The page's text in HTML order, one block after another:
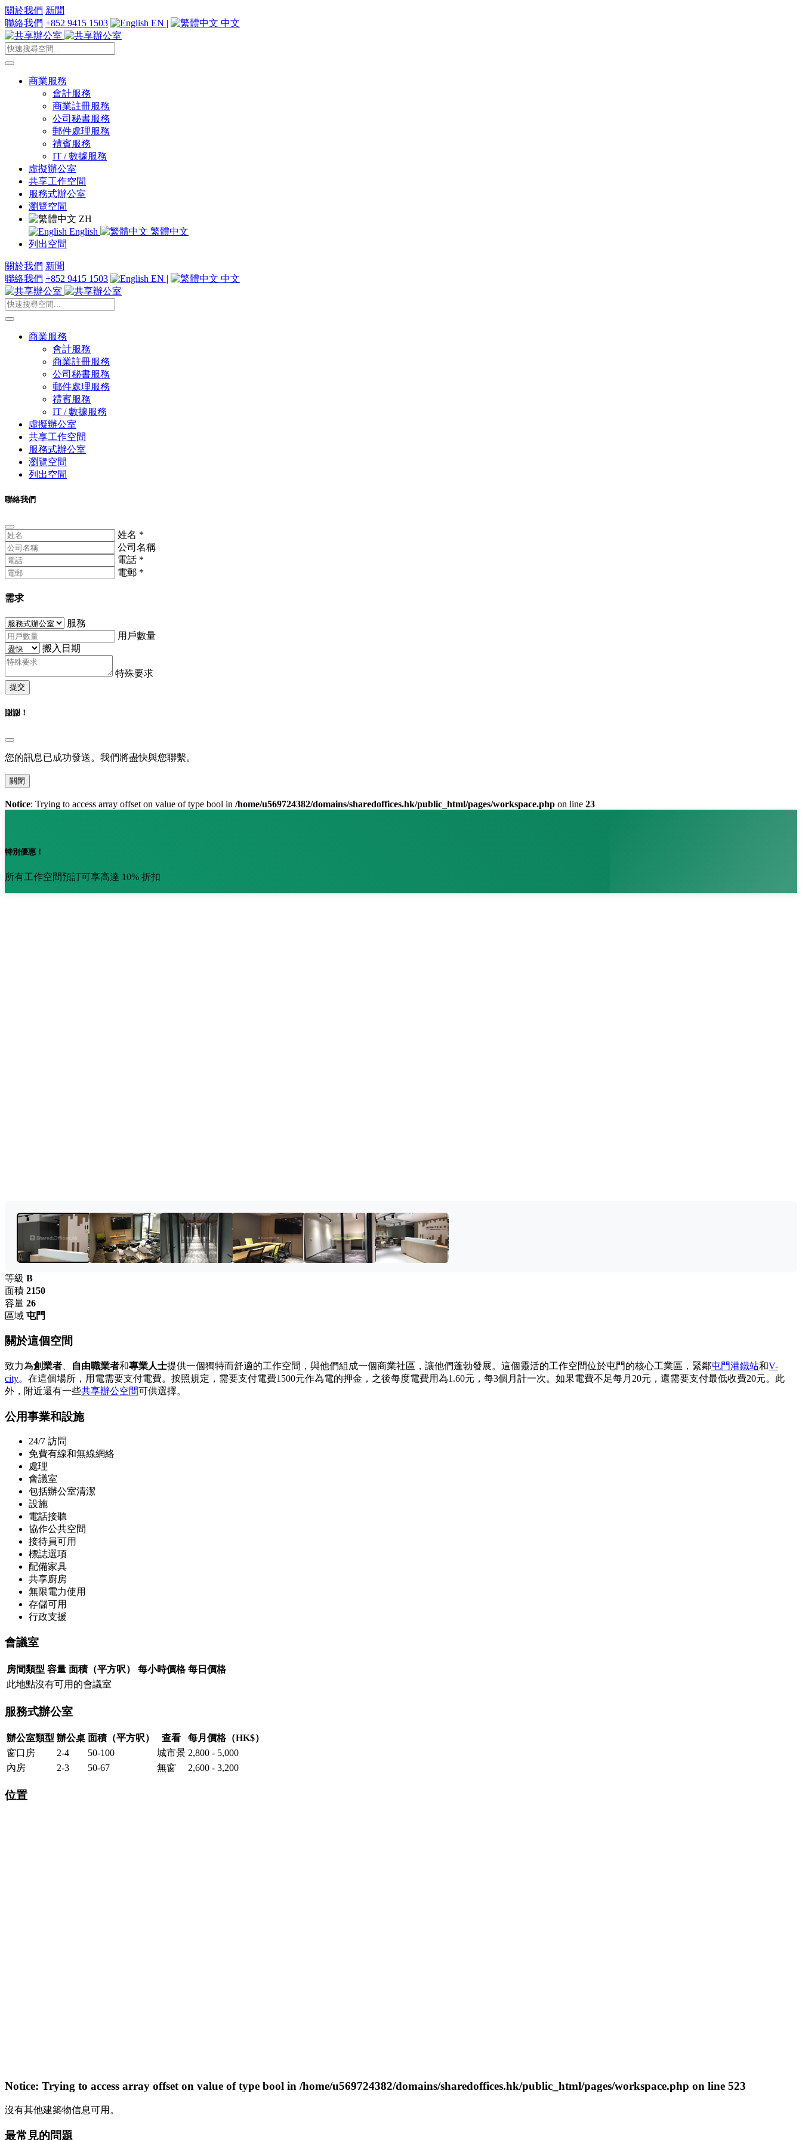
關於我們 新聞
聯絡我們 +852 9415 1503 EN | 中文
商業服務
會計服務
商業註冊服務
公司秘書服務
郵件處理服務
禮賓服務
IT / 數據服務
虛擬辦公室
共享工作空間
服務式辦公室
瀏覽空間
ZH
English
繁體中文
列出空間
關於我們 新聞
聯絡我們 +852 9415 1503 EN | 中文
商業服務
會計服務
商業註冊服務
公司秘書服務
郵件處理服務
禮賓服務
IT / 數據服務
虛擬辦公室
共享工作空間
服務式辦公室
瀏覽空間
列出空間
聯絡我們
姓名 *
公司名稱
電話 *
電郵 *
需求
服務
用戶數量
搬入日期
特殊要求
提交
謝謝！
您的訊息已成功發送。我們將盡快與您聯繫。
關閉
Notice: Trying to access array offset on value of type bool in /home/u569724382/domains/sharedoffices.hk/public_html/pages/workspace.php on line 23
特別優惠！
所有工作空間預訂可享高達 10% 折扣
等級 B
面積 2150
容量 26
區域 屯門
關於這個空間
致力為創業者 自由職業者和專業人士提供一個獨特而舒適的工作空間，與他們組成一個商業社區，讓他們蓬勃發展。這個靈活的工作空間位於屯門的核心工業區，緊鄰屯門港鐵站和V-
city。在這個場所，用電需要支付電費。按照規定，需要支付電費1500元作為電的押金，之後每度電費用為1.60元，每3個月計一次。如果電費不足每月20元，還需要支付最低收費20元。此
外，附近還有一些共享辦公空間可供選擇。
公用事業和設施
24/7 訪問
免費有線和無線網絡
處理
會議室
包括辦公室清潔
設施
電話接聽
協作公共空間
接待員可用
標誌選項
配備家具
共享廚房
無限電力使用
存儲可用
行政支援
會議室
房間類型 容量 面積（平方呎） 每小時價格 每日價格
此地點沒有可用的會議室
服務式辦公室
辦公室類型 辦公桌 面積（平方呎） 查看
每月價格（HK$）
窗口房
2-4 50-100 城市景 2,800 - 5,000
內房
2-3 50-67 無窗 2,600 - 3,200
位置
Notice: Trying to access array offset on value of type bool in /home/u569724382/domains/sharedoffices.hk/public_html/pages/workspace.php on line 523
沒有其他建築物信息可用。
最常見的問題